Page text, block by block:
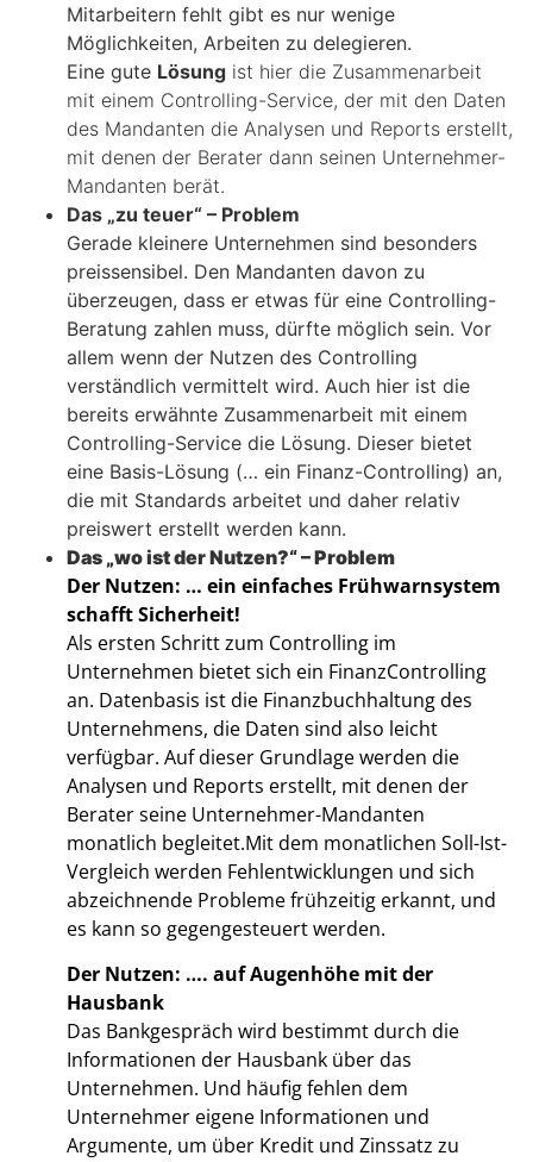
Mitarbeitern fehlt gibt es nur wenige
Möglichkeiten, Arbeiten zu delegieren.
Eine gute Lösung ist hier die Zusammenarbeit
mit einem Controlling-Service, der mit den Daten
des Mandanten die Analysen und Reports erstellt,
mit denen der Berater dann seinen Unternehmer-
Mandanten berät.
Das „zu teuer“ – Problem
Gerade kleinere Unternehmen sind besonders
preissensibel. Den Mandanten davon zu
überzeugen, dass er etwas für eine Controlling-
Beratung zahlen muss, dürfte möglich sein. Vor
allem wenn der Nutzen des Controlling
verständlich vermittelt wird. Auch hier ist die
bereits erwähnte Zusammenarbeit mit einem
Controlling-Service die Lösung. Dieser bietet
eine Basis-Lösung (… ein Finanz-Controlling) an,
die mit Standards arbeitet und daher relativ
preiswert erstellt werden kann.
Das „wo ist der Nutzen?“ – Problem
Der Nutzen: … ein einfaches Frühwarnsystem
schafft Sicherheit!
Als ersten Schritt zum Controlling im
Unternehmen bietet sich ein FinanzControlling
an. Datenbasis ist die Finanzbuchhaltung des
Unternehmens, die Daten sind also leicht
verfügbar. Auf dieser Grundlage werden die
Analysen und Reports erstellt, mit denen der
Berater seine Unternehmer-Mandanten
monatlich begleitet.Mit dem monatlichen Soll-Ist-
Vergleich werden Fehlentwicklungen und sich
abzeichnende Probleme frühzeitig erkannt, und
es kann so gegengesteuert werden.
Der Nutzen: …. auf Augenhöhe mit der
Hausbank
Das Bankgespräch wird bestimmt durch die
Informationen der Hausbank über das
Unternehmen. Und häufig fehlen dem
Unternehmer eigene Informationen und
Argumente, um über Kredit und Zinssatz zu